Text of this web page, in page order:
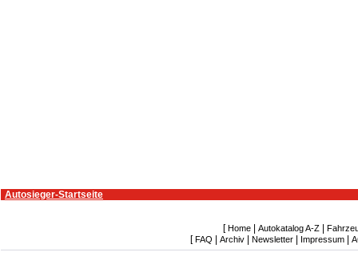
Autosieger-Startseite
[ Home| Autokatalog A-Z|
[ FAQ Archiv Newsletter Impressum